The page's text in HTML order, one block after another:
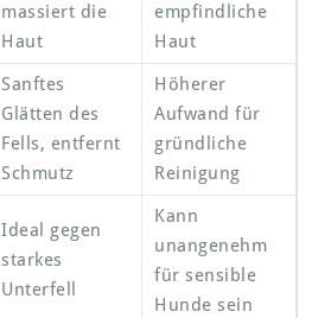
massiert die
Haut
empfindliche
Haut
Sanftes
Glätten des
Fells, entfernt
Schmutz
Höherer
Aufwand für
gründliche
Reinigung
Ideal gegen
starkes
Unterfell
Kann
unangenehm
für sensible
Hunde sein